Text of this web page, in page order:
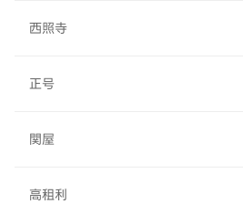
西照寺
正号
関屋
高租利